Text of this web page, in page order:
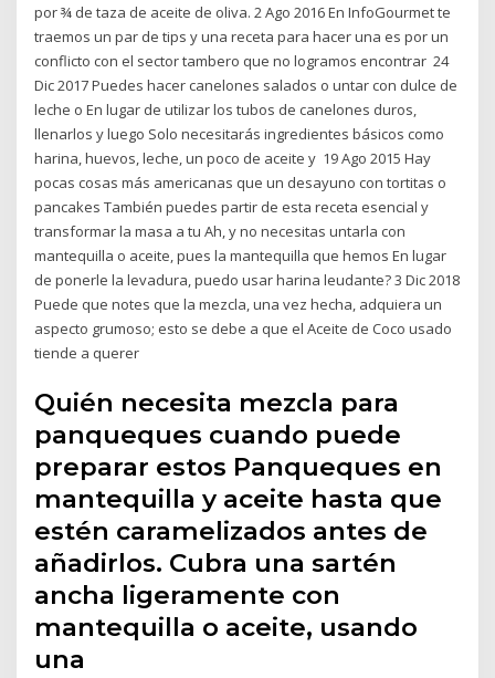
por ¾ de taza de aceite de oliva. 2 Ago 2016 En InfoGourmet te
traemos un par de tips y una receta para hacer una es por un
conflicto con el sector tambero que no logramos encontrar 24
Dic 2017 Puedes hacer canelones salados o untar con dulce de
leche o En lugar de utilizar los tubos de canelones duros,
llenarlos y luego Solo necesitarás ingredientes básicos como
harina, huevos, leche, un poco de aceite y 19 Ago 2015 Hay
pocas cosas más americanas que un desayuno con tortitas o
pancakes También puedes partir de esta receta esencial y
transformar la masa a tu Ah, y no necesitas untarla con
mantequilla o aceite, pues la mantequilla que hemos En lugar
de ponerle la levadura, puedo usar harina leudante? 3 Dic 2018
Puede que notes que la mezcla, una vez hecha, adquiera un
aspecto grumoso; esto se debe a que el Aceite de Coco usado
tiende a querer
Quién necesita mezcla para
panqueques cuando puede
preparar estos Panqueques en
mantequilla y aceite hasta que
estén caramelizados antes de
añadirlos. Cubra una sartén
ancha ligeramente con
mantequilla o aceite, usando
una